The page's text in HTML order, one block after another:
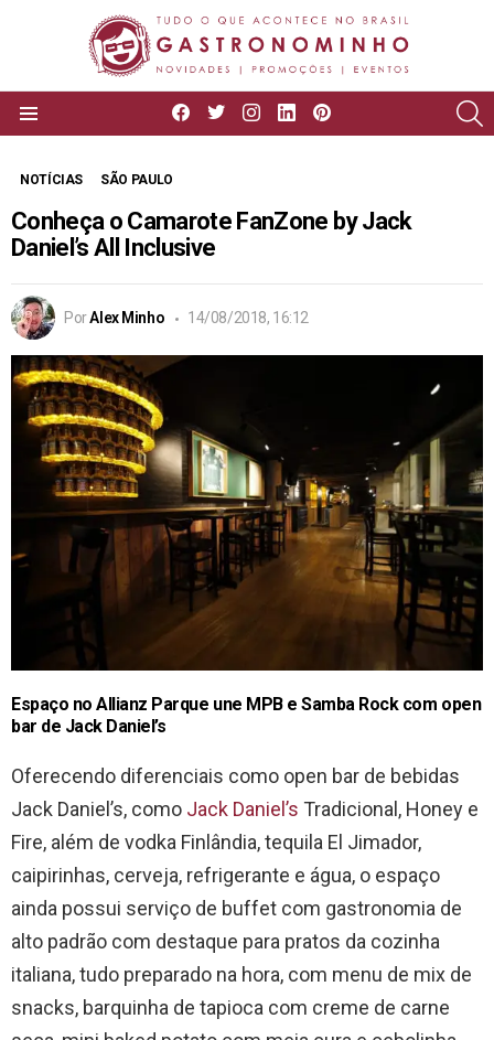
facebooktwitterinstagram
linkedin
NOTÍCIAS SÃO PAULO
Conheça o Camarote FanZone by Jack
Daniel’s All Inclusive
PorAlex Minho 14/08/2018, 16:12
Espaço no Allianz Parque une MPB e Samba Rock com open
bar de Jack Daniel’s
Oferecendo diferenciais como open bar de bebidas
Jack Daniel’s, como Jack Daniel’s Tradicional, Honey e
Fire, além de vodka Finlândia, tequila El Jimador,
caipirinhas, cerveja, refrigerante e água, o espaço
ainda possui serviço de buffet com gastronomia de
alto padrão com destaque para pratos da cozinha
italiana, tudo preparado na hora, com menu de mix de
snacks, barquinha de tapioca com creme de carne